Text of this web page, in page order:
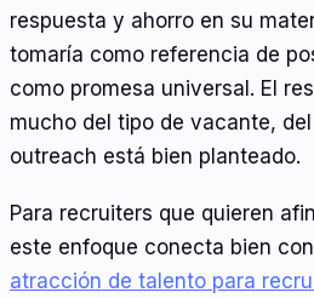
respuesta y ahorro en su
tomaría como referencia de
como promesa universal. El
mucho del tipo de vacante,
outreach está bien planteado.
Para recruiters que quieren
este enfoque conecta bien con
atracción de talento para